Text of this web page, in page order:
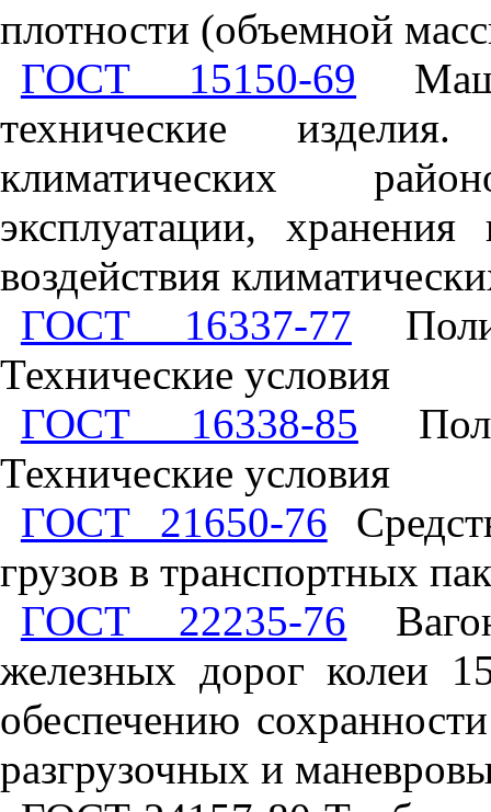
плотности (объемной
ГОСТ 15150-69
технические
климатических
эксплуатации,
воздействия
ГОСТ 16337-77
Технические условия
ГОСТ 16338-85
Технические условия
ГОСТ 21650-76
грузов в транспортных
ГОСТ 22235-76
железных дорог колеи
обеспечению
разгрузочных и